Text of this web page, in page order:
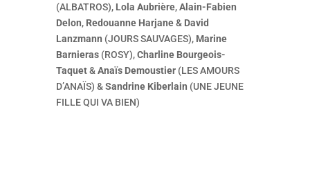
(ALBATROS), Lola Aubrière,Alain-Fabien
Delon, Redouanne Harjane& David
Lanzmann (JOURS SAUVAGES), Marine
Barnieras(ROSY),Charline Bourgeois-
Taquet&Anaïs Demoustier(LES AMOURS
D’ANAÏS) &Sandrine Kiberlain (UNE JEUNE
FILLE QUI VA BIEN)